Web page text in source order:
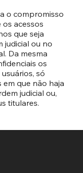
o compromisso
acessos
que seja
judicial ou no
Da mesma
os
só
que não haja
judicial ou,
titulares.